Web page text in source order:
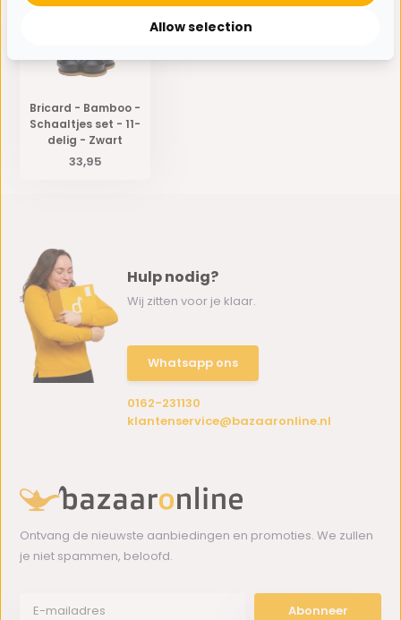
Bricard - Bamboo -
Schaaltjes set - 11-
delig - Zwart
33,95
Hulp nodig?
Wij zitten voor je klaar.
Whatsapp ons
0162-231130
klantenservice@bazaaronline.nl
Ontvang de nieuwste aanbiedingen en promoties. We zullen
je niet spammen, beloofd.
Abonneer
Allow selection